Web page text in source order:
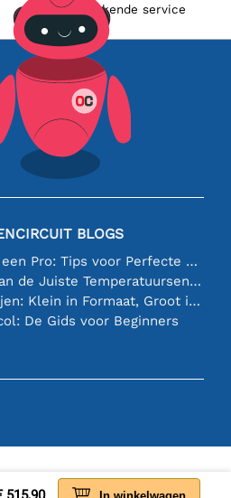
In winkelwagen
Uitstekende service
BLOGS
Solderen als een Pro: Tips voor Perfecte Elektronische Verbindingen
Het Kiezen van de Juiste Temperatuursensor [youtube]
18650 Batterijen: Klein in Formaat, Groot in Prestatie
De Gids voor Beginners